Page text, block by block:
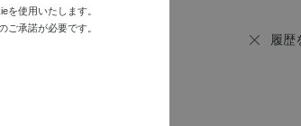
履歴
を使用いたします。
ご承諾が必要です。